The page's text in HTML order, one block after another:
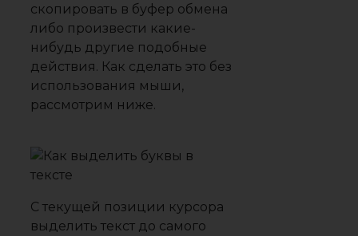
скопировать в буфер обмена
либо произвести какие-
нибудь другие подобные
действия. Как сделать это без
использования мыши,
рассмотрим ниже.
С текущей позиции курсора
выделить текст до самого